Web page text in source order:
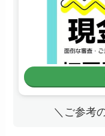
＼ご参考